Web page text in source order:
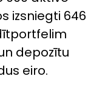
izsniegti 646
depozītu
eiro.